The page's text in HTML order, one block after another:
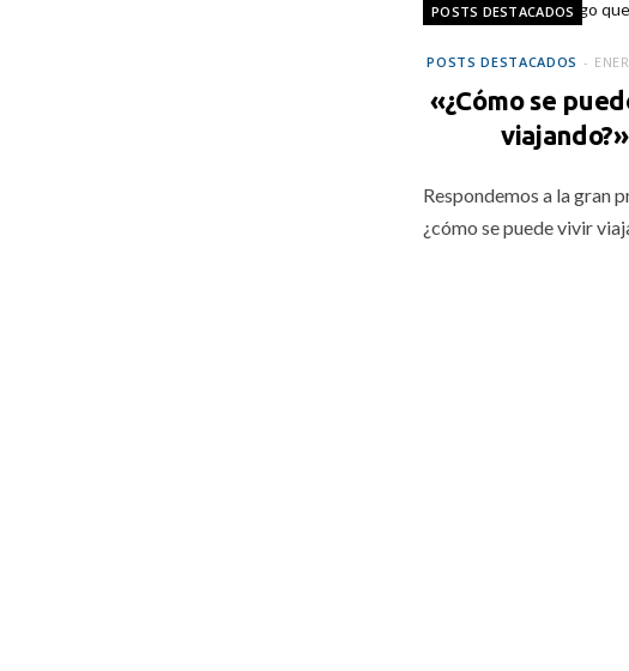
POSTS DESTACADOS
POSTS DESTACADOS
«¿Cómo se
viajando?»
Respondemos a la gran
¿cómo se puede vivir